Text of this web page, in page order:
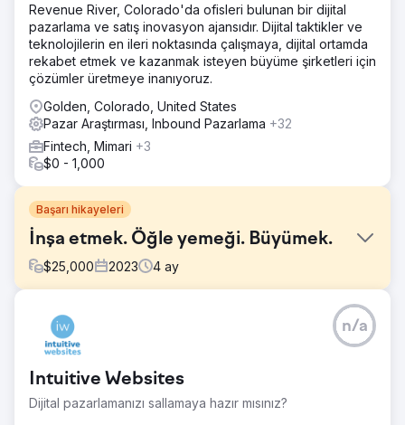
Revenue River, Colorado'da ofisleri bulunan bir dijital
pazarlama ve satış inovasyon ajansıdır. Dijital taktikler ve
teknolojilerin en ileri noktasında çalışmaya, dijital ortamda
rekabet etmek ve kazanmak isteyen büyüme şirketleri için
çözümler üretmeye inanıyoruz.
Golden, Colorado, United States
Pazar Araştırması, Inbound Pazarlama +32
Fintech, Mimari +3
$0 - 1,000
Başarı hikayeleri
İnşa etmek. Öğle yemeği. Büyümek.
$25,000 2023 4 ay
Meydan Okuma
Zaten tüm pazarlama yeteneklerimizi kullanan uzun
süredir bir telekom müşterisi, yeni bir marka başlatmaya
tutkumuza güvenerek, kapsamlı bir strateji, sürekli bağlılık
ve yinelemeler gerektirdiğini bilerek bizi bu kritik projeyle
görevlendirdiler.
Intuitive Websites
Dijital pazarlamanızı sallamaya hazır mısınız?
n/a